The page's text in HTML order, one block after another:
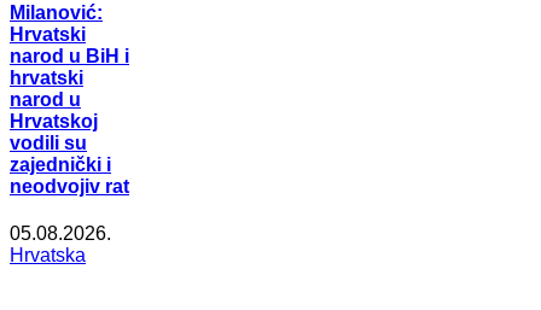
Milanović:
Hrvatski
narod u BiH i
hrvatski
narod u
Hrvatskoj
vodili su
zajednički i
neodvojiv rat
05.08.2026.
Hrvatska